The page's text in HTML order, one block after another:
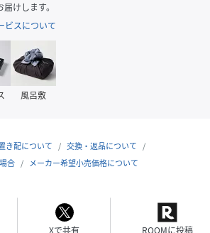
けします。
ビスについて
風呂敷
き配について
交換・返品について
合
メーカー希望小売価格について
Xで共有 ROOMに投稿